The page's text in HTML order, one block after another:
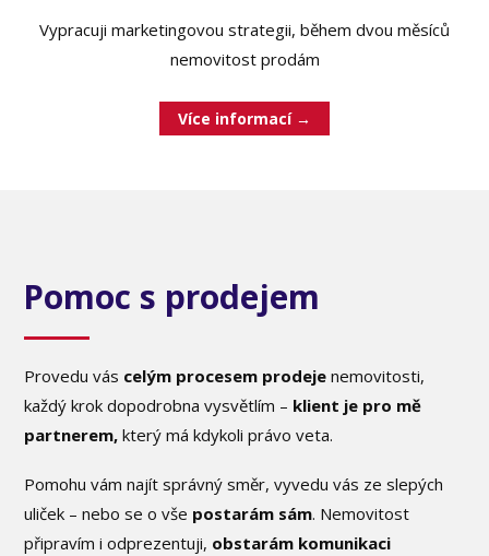
Vypracuji marketingovou strategii, během dvou měsíců
nemovitost prodám
Více informací →
Pomoc s prodejem
Provedu vás celým procesem prodeje nemovitosti,
každý krok dopodrobna vysvětlím – klient je pro mě
partnerem, který má kdykoli právo veta.
Pomohu vám najít správný směr, vyvedu vás ze slepých
uliček – nebo se o vše postarám sám. Nemovitost
připravím i odprezentuji, obstarám komunikaci